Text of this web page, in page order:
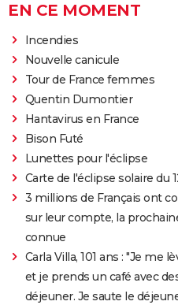
EN CE MOMENT
Incendies
Nouvelle canicule
Tour de France femmes
Quentin Dumontier
Hantavirus en France
Bison Futé
Lunettes pour l'éclipse
Carte de l'éclipse solaire du
3 millions de Français ont
sur leur compte, la
connue
Carla Villa, 101 ans : "Je me
et je prends un café avec
déjeuner. Je saute le